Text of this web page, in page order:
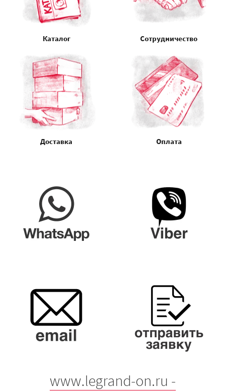
Каталог Сотрудничество
Доставка Оплата
www.legrand-on.ru -